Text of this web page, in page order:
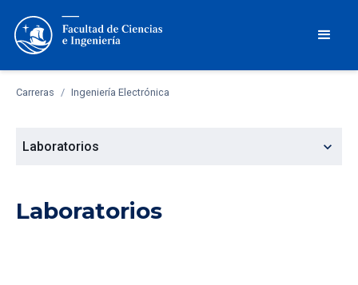
Carreras / Ingeniería Electrónica
Laboratorios expand_more
Laboratorios